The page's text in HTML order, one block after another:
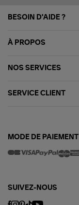
BESOIN D'AIDE ?
À PROPOS
NOS SERVICES
SERVICE CLIENT
MODE DE PAIEMENT
SUIVEZ-NOUS